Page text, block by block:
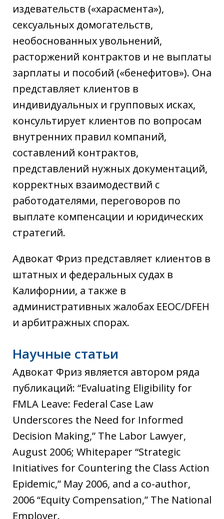
издевательств («харасмента»),
сексуальных домогательств,
необоснованных увольнений,
расторжений контрактов и не выплаты
зарплаты и пособий («бенефитов»). Она
представляет клиентов в
индивидуальных и групповых исках,
консультирует клиентов по вопросам
внутренних правил компаний,
составлений контрактов,
представлений нужных документаций,
корректных взаимодествий с
работодателями, переговоров по
выплате компенсации и юридических
стратегий.
Адвокат Фриз представляет клиентов в
штатных и федеральных судах в
Калифорнии, а также в
административных жалобах EEOC/DFEH
и арбитражных спорах.
Научные статьи
Адвокат Фриз является автором ряда
публикаций: “Evaluating Eligibility for
FMLA Leave: Federal Case Law
Underscores the Need for Informed
Decision Making,” The Labor Lawyer,
August 2006; Whitepaper “Strategic
Initiatives for Countering the Class Action
Epidemic,” May 2006, and a co-author,
2006 “Equity Compensation,” The National
Employer.